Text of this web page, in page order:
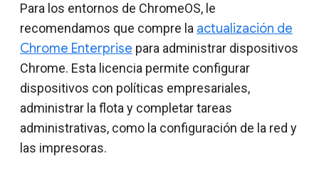
Para los entornos de ChromeOS, le
recomendamos que compre la actualización de
Chrome Enterprise para administrar dispositivos
Chrome. Esta licencia permite configurar
dispositivos con políticas empresariales,
administrar la flota y completar tareas
administrativas, como la configuración de la red y
las impresoras.